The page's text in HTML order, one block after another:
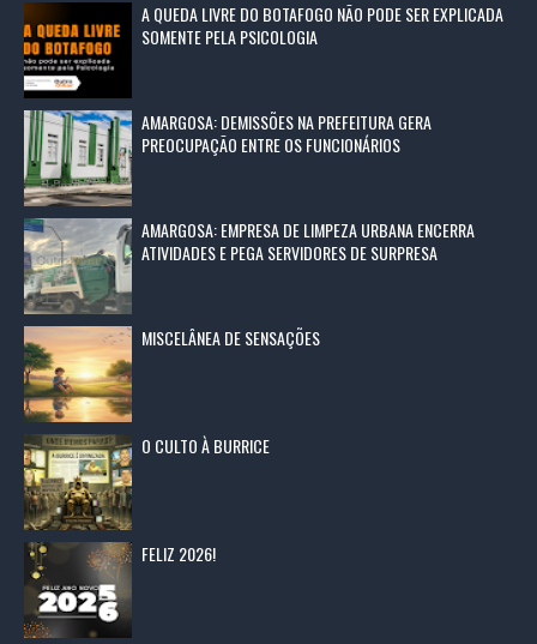
A QUEDA LIVRE DO BOTAFOGO NÃO PODE SER EXPLICADA
SOMENTE PELA PSICOLOGIA
AMARGOSA: DEMISSÕES NA PREFEITURA GERA
PREOCUPAÇÃO ENTRE OS FUNCIONÁRIOS
AMARGOSA: EMPRESA DE LIMPEZA URBANA ENCERRA
ATIVIDADES E PEGA SERVIDORES DE SURPRESA
MISCELÂNEA DE SENSAÇÕES
O CULTO À BURRICE
FELIZ 2026!